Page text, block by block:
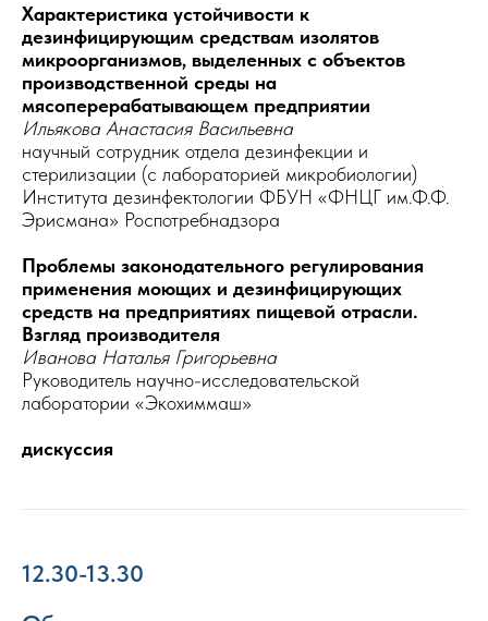
Характеристика устойчивости к
дезинфицирующим средствам изолятов
микроорганизмов, выделенных с объектов
производственной среды на
мясоперерабатывающем предприятии
Ильякова Анастасия Васильевна
научный сотрудник отдела дезинфекции и
стерилизации (с лабораторией микробиологии)
Института дезинфектологии ФБУН «ФНЦГ им.Ф.Ф.
Эрисмана» Роспотребнадзора
Проблемы законодательного регулирования
применения моющих и дезинфицирующих
средств на предприятиях пищевой отрасли.
Взгляд производителя
Иванова Наталья Григорьевна
Руководитель научно-исследовательской
лаборатории «Экохиммаш»
дискуссия
12.30-13.30